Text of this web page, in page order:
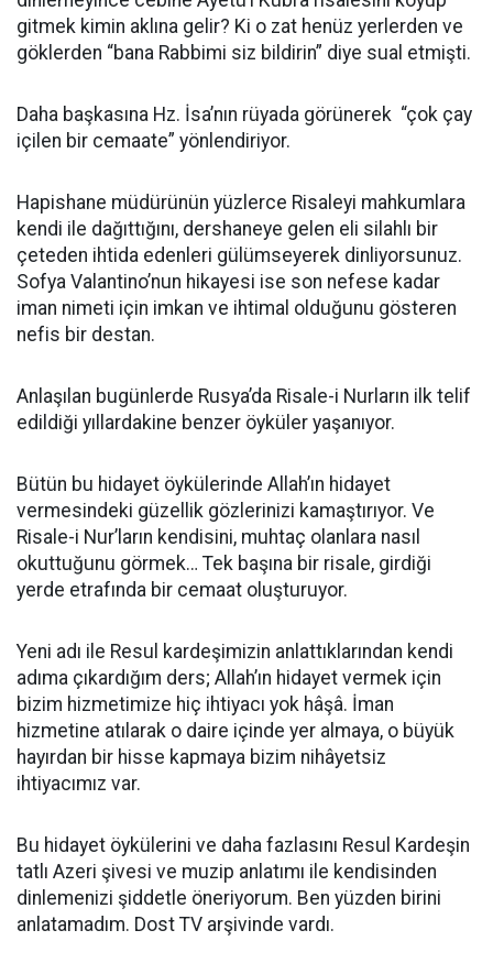
gitmek kimin aklına gelir? Ki o zat henüz yerlerden ve
göklerden “bana Rabbimi siz bildirin” diye sual etmişti.
Daha başkasına Hz. İsa’nın rüyada görünerek “çok çay
içilen bir cemaate” yönlendiriyor.
Hapishane müdürünün yüzlerce Risaleyi mahkumlara
kendi ile dağıttığını, dershaneye gelen eli silahlı bir
çeteden ihtida edenleri gülümseyerek dinliyorsunuz.
Sofya Valantino’nun hikayesi ise son nefese kadar
iman nimeti için imkan ve ihtimal olduğunu gösteren
nefis bir destan.
Anlaşılan bugünlerde Rusya’da Risale-i Nurların ilk telif
edildiği yıllardakine benzer öyküler yaşanıyor.
Bütün bu hidayet öykülerinde Allah’ın hidayet
vermesindeki güzellik gözlerinizi kamaştırıyor. Ve
Risale-i Nur’ların kendisini, muhtaç olanlara nasıl
okuttuğunu görmek… Tek başına bir risale, girdiği
yerde etrafında bir cemaat oluşturuyor.
Yeni adı ile Resul kardeşimizin anlattıklarından kendi
adıma çıkardığım ders; Allah’ın hidayet vermek için
bizim hizmetimize hiç ihtiyacı yok hâşâ. İman
hizmetine atılarak o daire içinde yer almaya, o büyük
hayırdan bir hisse kapmaya bizim nihâyetsiz
ihtiyacımız var.
Bu hidayet öykülerini ve daha fazlasını Resul Kardeşin
tatlı Azeri şivesi ve muzip anlatımı ile kendisinden
dinlemenizi şiddetle öneriyorum. Ben yüzden birini
anlatamadım. Dost TV arşivinde vardı.